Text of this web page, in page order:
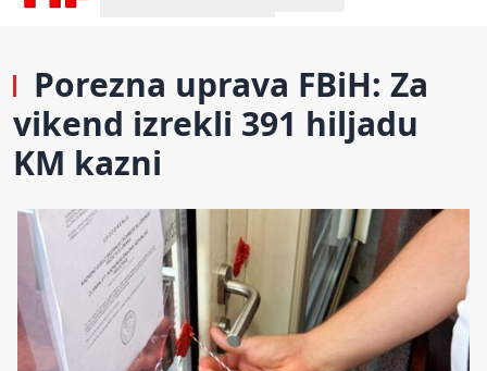
Porezna uprava FBiH: Za
vikend izrekli 391 hiljadu
KM kazni